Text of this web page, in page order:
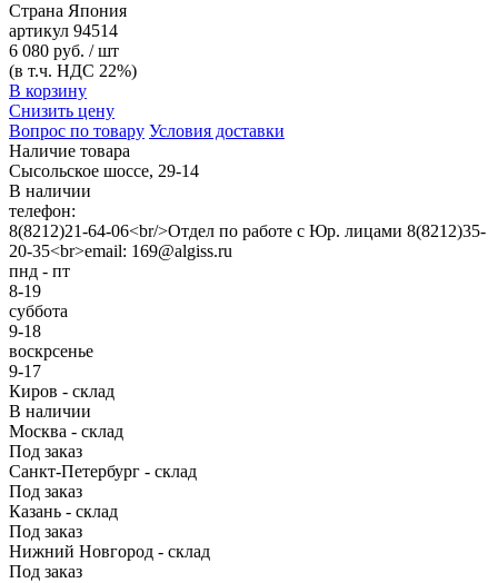
Страна Япония
артикул 94514
6 080 руб. / шт
(в т.ч. НДС 22%)
В корзину
Снизить цену
Вопрос по товару Условия доставки
Наличие товара
Сысольское шоссе, 29-14
В наличии
телефон:
8(8212)21-64-06<br/>Отдел по работе с Юр. лицами 8(8212)35-
20-35<br>email: 169@algiss.ru
пнд - пт
8-19
суббота
9-18
воскрсенье
9-17
Киров - склад
В наличии
Москва - склад
Под заказ
Санкт-Петербург - склад
Под заказ
Казань - склад
Под заказ
Нижний Новгород - склад
Под заказ